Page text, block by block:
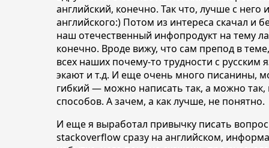
английский, конечно. Так что, лучше с него
английского:) Потом из интереса скачал и
наш отечественный инфопродукт на тему
конечно. Вроде вижу, что сам препод в
всех наших почему-то трудности с
экают и т.д. И еще очень много писанины,
гибкий — можно написать так, а можно
способов. А зачем, а как лучше, не понятно.
И еще я выработал привычку писать
stackoverflow сразу на английском,